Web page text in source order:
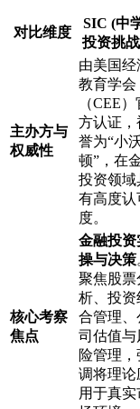
对比维度
SIC (中
投资挑
主办方与
权威性
由美国经
教育学会
（CEE）
方认证，
誉为“小
顿”，在
投资领域
有高度认
度。
核心考察
焦点
金融投资
操与决策
聚焦股票
析、投资
合管理、
司估值与
险管理，
调将理论
用于真实